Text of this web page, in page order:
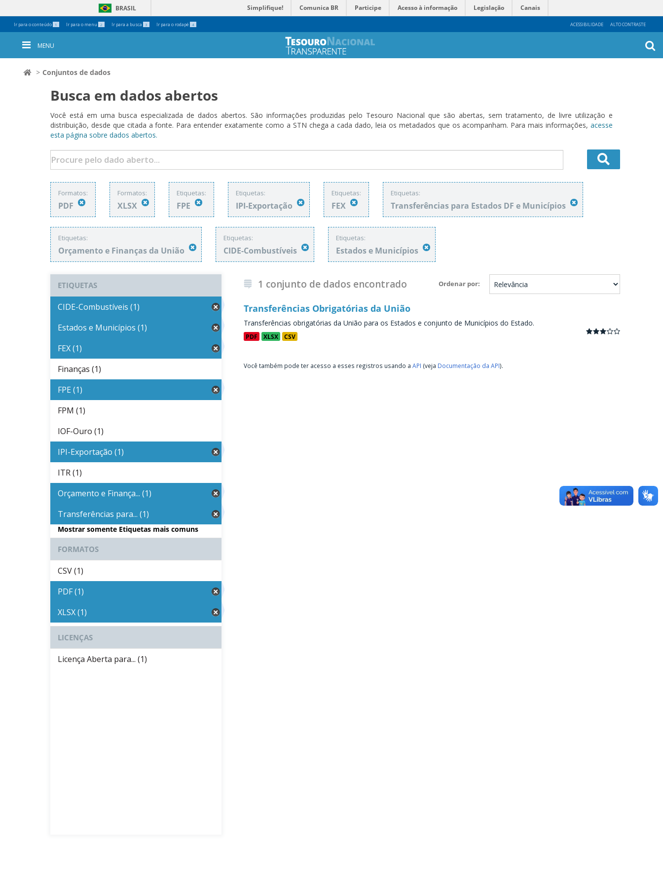
Ir para o conteúdo 1 Ir para o menu 2 Ir para a busca 3 Ir para o rodapé 4 ACESSIBILIDADE ALTO CONTRASTE
BRASIL Simplifique! Comunica BR Participe Acesso à informação Legislação Canais
Ferramentas
Pessoais
MENU
Conjuntos de dados
Busca em dados abertos
Você está em uma busca especializada de dados abertos. São informações produzidas pelo Tesouro Nacional que são abertas, sem tratamento, de livre utilização e
distribuição, desde que citada a fonte. Para entender exatamente como a STN chega a cada dado, leia os metadados que os acompanham. Para mais informações, acesse
esta página sobre dados abertos.
Formatos:
PDF
Formatos:
XLSX
Etiquetas:
FPE
Etiquetas:
IPI-Exportação
Etiquetas:
FEX
Etiquetas:
Transferências para Estados DF e Municípios
Etiquetas:
Orçamento e Finanças da União
Etiquetas:
CIDE-Combustíveis
Etiquetas:
Estados e Municípios
Ordenar por
1 conjunto de dados encontrado
Transferências Obrigatórias da União
Transferências obrigatórias da União para os Estados e conjunto de Municípios do Estado.
PDF XLSX CSV
Você também pode ter acesso a esses registros usando a API (veja Documentação da API).
ETIQUETAS
CIDE-Combustíveis (1)
Estados e Municípios (1)
FEX (1)
Finanças (1)
FPE (1)
FPM (1)
IOF-Ouro (1)
IPI-Exportação (1)
ITR (1)
Orçamento e Finança... (1)
Transferências para... (1)
Mostrar somente Etiquetas mais comuns
FORMATOS
CSV (1)
PDF (1)
XLSX (1)
LICENÇAS
Licença Aberta para... (1)